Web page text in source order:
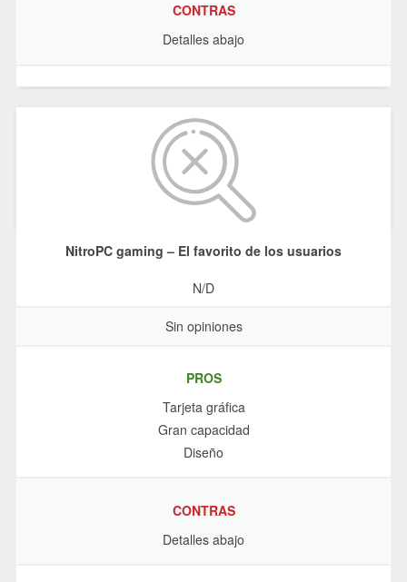
CONTRAS
Detalles abajo
NitroPC gaming – El favorito de los usuarios
N/D
Sin opiniones
PROS
Tarjeta gráfica
Gran capacidad
Diseño
CONTRAS
Detalles abajo